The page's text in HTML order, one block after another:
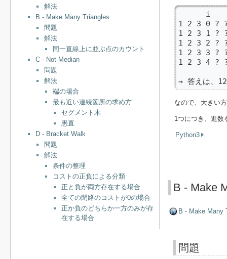
解法
B - Make Many Triangles
問題
解法
同一直線上に並ぶ点のカウント
C - Not Median
問題
解法
端の場合
最も近い連続箇所の求め方
セグメント木
愚直
D - Bracket Walk
問題
解法
条件の整理
コストの正負による分類
正と負が両方存在する場合
全ての閉路のコストが0の場合
正か負のどちらか一方のみが存
在する場合
      i
1 2 3 0 ?
1 2 3 1 ?
1 2 3 2 ?
1 2 3 3 ?
1 2 3 4 ?
→ 答えは、
なので、大きい
1つにつき、進数
Python3
B - Make
B - Make Many
問題